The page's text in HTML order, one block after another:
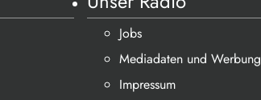
Jobs
Mediadaten und Werbung
Impressum